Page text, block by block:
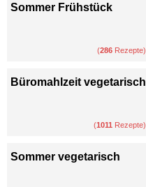
Sommer Frühstück
(286 Rezepte)
Büromahlzeit vegetarisch
(1011 Rezepte)
Sommer vegetarisch